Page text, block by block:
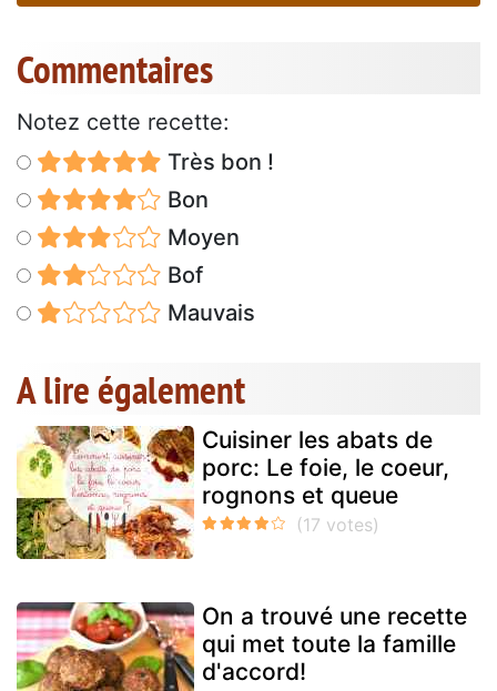
Commentaires
Notez cette recette:
Très bon !
Bon
Moyen
Bof
Mauvais
A lire également
Cuisiner les abats de
porc: Le foie, le coeur,
rognons et queue
On a trouvé une recette
qui met toute la famille
d'accord!